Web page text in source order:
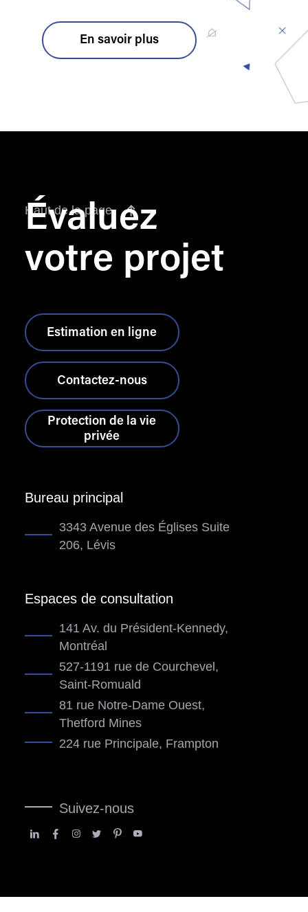
En savoir plus
Haut de la page
Évaluez
votre projet
Estimation en ligne
Contactez-nous
Protection de la vie
privée
Bureau principal
3343 Avenue des Églises Suite
206, Lévis
Espaces de consultation
141 Av. du Président-Kennedy,
Montréal
527-1191 rue de Courchevel,
Saint-Romuald
81 rue Notre-Dame Ouest,
Thetford Mines
224 rue Principale, Frampton
Suivez-nous